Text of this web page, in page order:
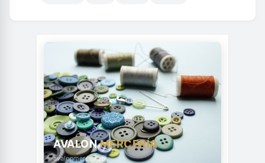
AVALONMERCERÍA
avalonmerceria.es